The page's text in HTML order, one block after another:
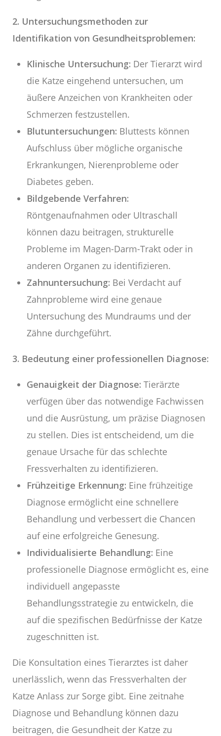
2. Untersuchungsmethoden zur
Identifikation von Gesundheitsproblemen:
Klinische Untersuchung: Der Tierarzt wird
die Katze eingehend untersuchen, um
äußere Anzeichen von Krankheiten oder
Schmerzen festzustellen.
Blutuntersuchungen: Bluttests können
Aufschluss über mögliche organische
Erkrankungen, Nierenprobleme oder
Diabetes geben.
Bildgebende Verfahren:
Röntgenaufnahmen oder Ultraschall
können dazu beitragen, strukturelle
Probleme im Magen-Darm-Trakt oder in
anderen Organen zu identifizieren.
Zahnuntersuchung: Bei Verdacht auf
Zahnprobleme wird eine genaue
Untersuchung des Mundraums und der
Zähne durchgeführt.
3. Bedeutung einer professionellen Diagnose:
Genauigkeit der Diagnose: Tierärzte
verfügen über das notwendige Fachwissen
und die Ausrüstung, um präzise Diagnosen
zu stellen. Dies ist entscheidend, um die
genaue Ursache für das schlechte
Fressverhalten zu identifizieren.
Frühzeitige Erkennung: Eine frühzeitige
Diagnose ermöglicht eine schnellere
Behandlung und verbessert die Chancen
auf eine erfolgreiche Genesung.
Individualisierte Behandlung: Eine
professionelle Diagnose ermöglicht es, eine
individuell angepasste
Behandlungsstrategie zu entwickeln, die
auf die spezifischen Bedürfnisse der Katze
zugeschnitten ist.
Die Konsultation eines Tierarztes ist daher
unerlässlich, wenn das Fressverhalten der
Katze Anlass zur Sorge gibt. Eine zeitnahe
Diagnose und Behandlung können dazu
beitragen, die Gesundheit der Katze zu